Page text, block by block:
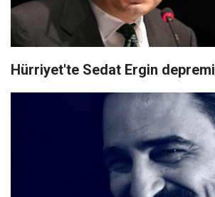
Hürriyet'te Sedat Ergin depremi